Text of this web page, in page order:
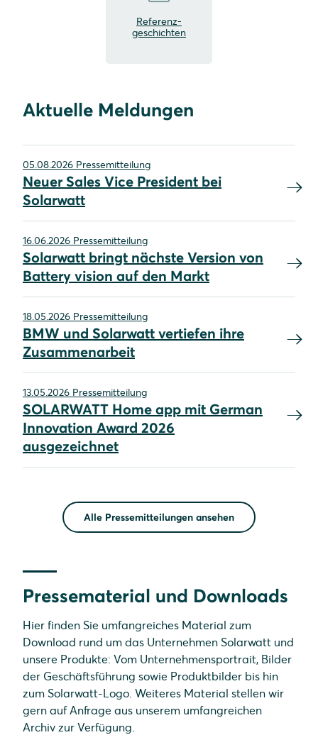
Referenz-
geschichten
Aktuelle Meldungen
05.08.2026 Pressemitteilung
Neuer Sales Vice President bei
Solarwatt
16.06.2026 Pressemitteilung
Solarwatt bringt nächste Version von
Battery vision auf den Markt
18.05.2026 Pressemitteilung
BMW und Solarwatt vertiefen ihre
Zusammenarbeit
13.05.2026 Pressemitteilung
SOLARWATT Home app mit German
Innovation Award 2026
ausgezeichnet
Alle Pressemitteilungen ansehen
Pressematerial und Downloads
Hier finden Sie umfangreiches Material zum
Download rund um das Unternehmen Solarwatt und
unsere Produkte: Vom Unternehmensportrait, Bilder
der Geschäftsführung sowie Produktbilder bis hin
zum Solarwatt-Logo. Weiteres Material stellen wir
gern auf Anfrage aus unserem umfangreichen
Archiv zur Verfügung.